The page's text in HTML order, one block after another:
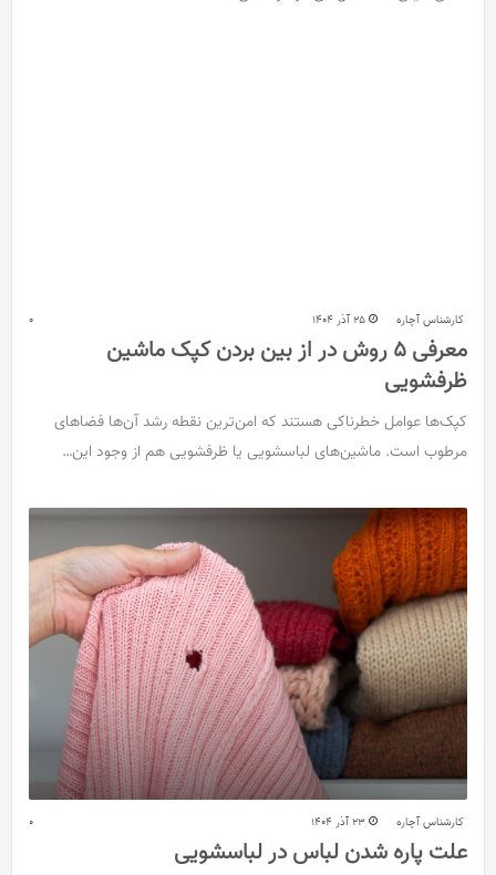
کارشناس آچاره 25 آذر 1404 0
معرفی 5 روش در از بین بردن کپک ماشین
ظرفشویی
کپک‌ها عوامل خطرناکی هستند که امن‌ترین نقطه رشد آن‌ها فضاهای
مرطوب است. ماشین‌های لباسشویی یا ظرفشویی هم از وجود این…
کارشناس آچاره 23 آذر 1404 0
علت پاره شدن لباس در لباسشویی